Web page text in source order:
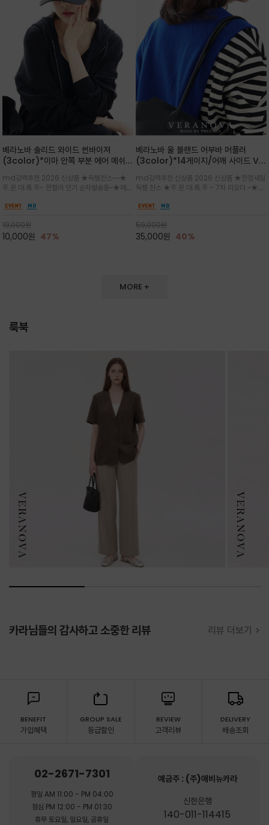
베라노바 솔리드 와이드 썬바이져
(3color)*이마 안쪽 부분 에어 메쉬
노바 심볼 전사 인쇄(Transfer
Printing)뒷밴딩으로 사이즈 조절이 가
능해 누구나 안정적으로 착용
md강력추천 2026 신상품 ★득템찬스~~★
주.문.대.폭.주- 전컬러 인기 순차발송중~★메쉬
일 보송보송한 스킨케어 핏(Skin-care fit)을
프,여행까지~~
19,000원
10,000원 47%
베라노바 울 블랜드 어부바 머플러
(3color)*14게이지/어깨 사이드 VN
잡는 감각적인 레이어드 니트 어부바숄/
뒷면의 은은한 V자 조직감과 부드러운
터치감으로 완성도를 높였으며, 단조로
md강력추천 신상품 2026 신상품 ★한정세일
득템 찬스 ★주.문.대.폭.주 - 7차 리오더 ~★셔
인트를 주기 좋으며, 소매 끝단에 위치한 실버
스러움을 동시에
59,000원
35,000원 40%
MORE +
룩북
카라님들의 감사하고 소중한 리뷰 리뷰 더보기 >
BENEFIT
가입혜택
GROUP SALE
등급할인
REVIEW
고객리뷰
DELIVERY
배송조회
02-2671-7301
평일 AM 11:00 - PM 04:00
점심 PM 12:00 - PM 01:30
휴무 토요일, 일요일, 공휴일
예금주 : (주)애비뉴카라
신한은행
140-011-114415